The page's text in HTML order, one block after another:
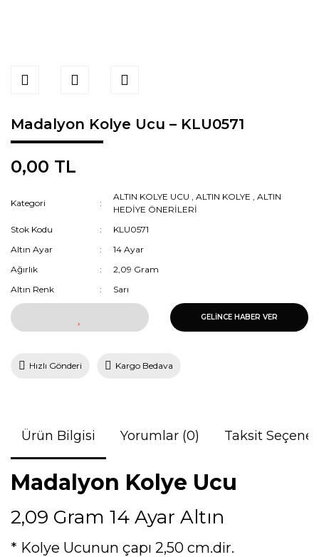
Madalyon Kolye Ucu – KLU0571
0,00 TL
Kategori
ALTIN KOLYE UCU ,ALTIN KOLYE ,ALTIN
HEDİYE ÖNERİLERİ
Stok Kodu
KLU0571
Altın Ayar
14 Ayar
Ağırlık
2,09 Gram
Altın Renk
Sarı
GELİNCE HABER VER
Hızlı Gönderi Kargo Bedava
Ürün Bilgisi Yorumlar (0) Taksit
Madalyon Kolye Ucu
2,09 Gram 14 Ayar Altın
* Kolye Ucunun çapı 2,50 cm.dir.